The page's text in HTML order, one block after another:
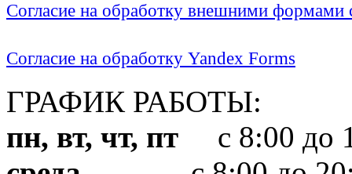
Согласие на обработку внешними формами
Согласие на обработку Yandex Forms
ГРАФИК РАБОТЫ:
пн, вт, чт, пт с 8:00 до